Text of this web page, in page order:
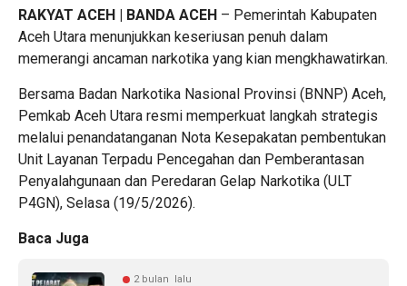
RAKYAT ACEH | BANDA ACEH – Pemerintah Kabupaten
Aceh Utara menunjukkan keseriusan penuh dalam
memerangi ancaman narkotika yang kian mengkhawatirkan.
Bersama Badan Narkotika Nasional Provinsi (BNNP) Aceh,
Pemkab Aceh Utara resmi memperkuat langkah strategis
melalui penandatanganan Nota Kesepakatan pembentukan
Unit Layanan Terpadu Pencegahan dan Pemberantasan
Penyalahgunaan dan Peredaran Gelap Narkotika (ULT
P4GN), Selasa (19/5/2026).
Baca Juga
2 bulan lalu